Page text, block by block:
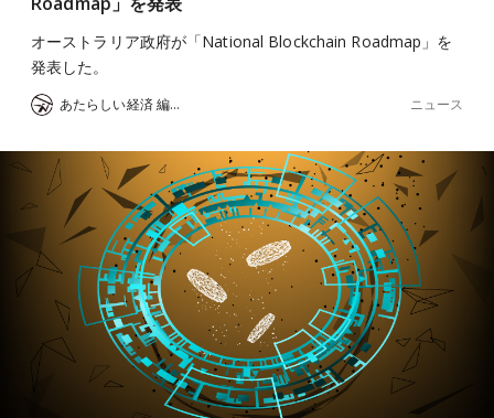
オーストラリア政府が「National Blockchain Roadmap」を
発表した。
あたらしい経済 編集部 ニュース